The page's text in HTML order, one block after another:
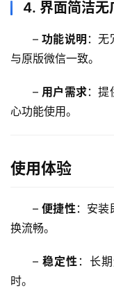
W
应
可
编
辑
4. 界面简洁无
– 功能说明 ：无
与原版微信一致。
– 用户需求：提
心功能使用。
使用体验
– 便捷性：安装
换流畅。
– 稳定性 ：长
时。